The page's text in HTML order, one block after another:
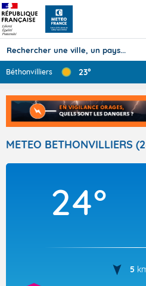
TOUS LES
Béthonvilliers 23°
METEO BETHONVILLIERS
24°
5